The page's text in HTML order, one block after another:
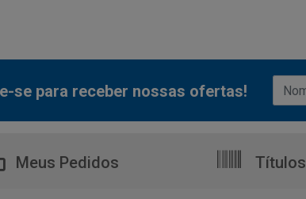
se para receber nossas ofertas!
Meus Pedidos Títulos